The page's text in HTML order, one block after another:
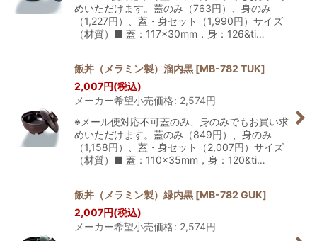
めいただけます。蓋のみ（763円）、身のみ
（1,227円）、蓋・身セット（1,990円）サイズ
（材質）■ 蓋：117×30mm，身：126&ti…
飯丼（メラミン製）溜内黒 [MB-782 TUK]
2,007円(税込)
メーカー希望小売価格: 2,574円
※メール便対応不可蓋のみ、身のみでもお買い求
めいただけます。蓋のみ（849円）、身のみ
（1,158円）、蓋・身セット（2,007円）サイズ
（材質）■ 蓋：110×35mm，身：120&ti…
飯丼（メラミン製）緑内黒 [MB-782 GUK]
2,007円(税込)
メーカー希望小売価格: 2,574円